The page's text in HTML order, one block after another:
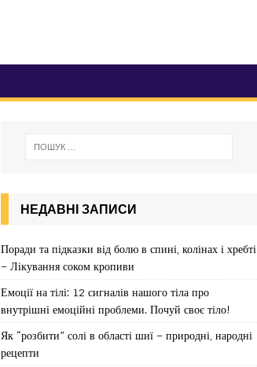
НЕДАВНІ ЗАПИСИ
Поради та підказки від болю в спині, колінах і хребті
– Лікування соком кропиви
Емоції на тілі: 12 сигналів нашого тіла про
внутрішні емоційні проблеми. Почуй своє тіло!
Як “розбити” солі в області шиї – природні, народні
рецепти